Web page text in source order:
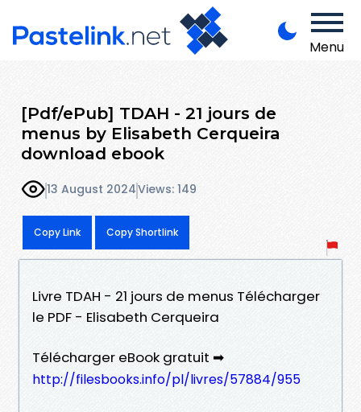
Menu
[Pdf/ePub] TDAH - 21 jours de
menus by Elisabeth Cerqueira
download ebook
13 August 2024Views: 149
Copy Link Copy Shortlink
Livre TDAH - 21 jours de menus Télécharger
le PDF - Elisabeth Cerqueira
Télécharger eBook gratuit ➡
http://filesbooks.info/pl/livres/57884/955